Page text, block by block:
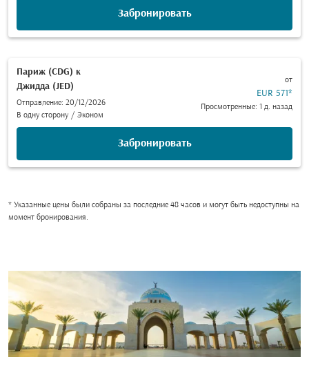
Забронировать
Париж (CDG) к
Джидда (JED)
Отправление: 20/12/2026
В одну сторону / Эконом
от
EUR 571*
Просмотренные: 1 д. назад
Забронировать
* Указанные цены были собраны за последние 48 часов и могут быть недоступны на
момент бронирования.